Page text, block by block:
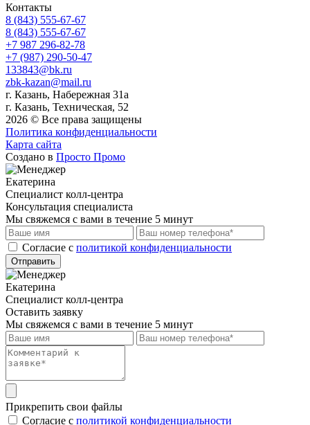
Контакты
8 (843) 555-67-67
8 (843) 555-67-67
+7 987 296-82-78
+7 (987) 290-50-47
133843@bk.ru
zbk-kazan@mail.ru
г. Казань, Набережная 31а
г. Казань, Техническая, 52
2026 © Все права защищены
Политика конфиденциальности
Карта сайта
Создано в Просто Промо
Екатерина
Специалист колл-центра
Консультация специалиста
Мы свяжемся с вами в течение 5 минут
Cогласие с политикой конфиденциальности
Отправить
Екатерина
Специалист колл-центра
Оставить заявку
Мы свяжемся с вами в течение 5 минут
Прикрепить свои файлы
Cогласие с политикой конфиденциальности